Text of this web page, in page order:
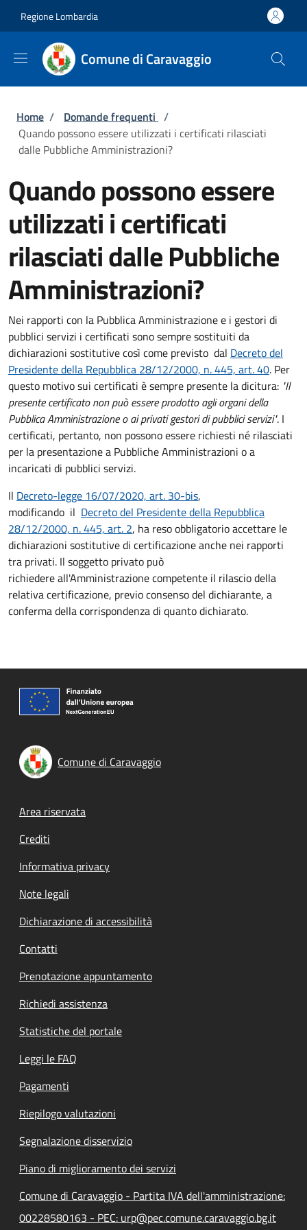
Regione Lombardia
Comune di Caravaggio
Briciole di pane
Home / Domande frequenti /
Quando possono essere utilizzati i certificati rilasciati
dalle Pubbliche Amministrazioni?
Quando possono essere
utilizzati i certificati
rilasciati dalle Pubbliche
Amministrazioni?
Nei rapporti con la Pubblica Amministrazione e i gestori di
pubblici servizi i certificati sono sempre sostituiti da
dichiarazioni sostitutive così come previsto dal Decreto del
Presidente della Repubblica 28/12/2000, n. 445, art. 40. Per
questo motivo sui certificati è sempre presente la dicitura: "Il
presente certificato non può essere prodotto agli organi della
Pubblica Amministrazione o ai privati gestori di pubblici servizi". I
certificati, pertanto, non possono essere richiesti né rilasciati
per la presentazione a Pubbliche Amministrazioni o a
incaricati di pubblici servizi.
Il Decreto-legge 16/07/2020, art. 30-bis,
modificando il Decreto del Presidente della Repubblica
28/12/2000, n. 445, art. 2, ha reso obbligatorio accettare le
dichiarazioni sostitutive di certificazione anche nei rapporti
tra privati. Il soggetto privato può
richiedere all'Amministrazione competente il rilascio della
relativa certificazione, previo consenso del dichiarante, a
conferma della corrispondenza di quanto dichiarato.
Comune di Caravaggio
Footer menu
Area riservata
Crediti
Informativa privacy
Note legali
Dichiarazione di accessibilità
Contatti
Prenotazione appuntamento
Richiedi assistenza
Statistiche del portale
Leggi le FAQ
Pagamenti
Riepilogo valutazioni
Segnalazione disservizio
Piano di miglioramento dei servizi
Comune di Caravaggio - Partita IVA dell'amministrazione:
00228580163 - PEC: urp@pec.comune.caravaggio.bg.it